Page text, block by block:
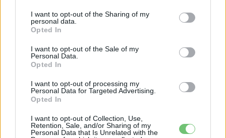
I want to opt-out of the Sharing of my
personal data.
Opted In
I want to opt-out of the Sale of my
Personal Data.
Opted In
I want to opt-out of processing my
Personal Data for Targeted Advertising.
Opted In
I want to opt-out of Collection, Use,
Retention, Sale, and/or Sharing of my
Personal Data that Is Unrelated with the
Elektromos
akkumulátor-kijelzőjén
Elektromos
álomhatárt, és lekörözte a Changant